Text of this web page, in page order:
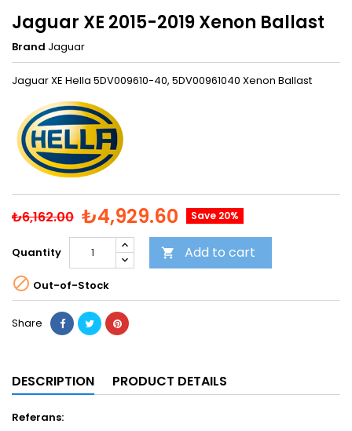
Jaguar XE 2015-2019 Xenon Ballast
Brand Jaguar
Jaguar XE Hella 5DV009610-40, 5DV00961040 Xenon Ballast
₺6,162.00 ₺4,929.60 Save 20%
Quantity  Add to cart
 Out-of-Stock
Share
DESCRIPTION PRODUCT DETAILS
Referans: